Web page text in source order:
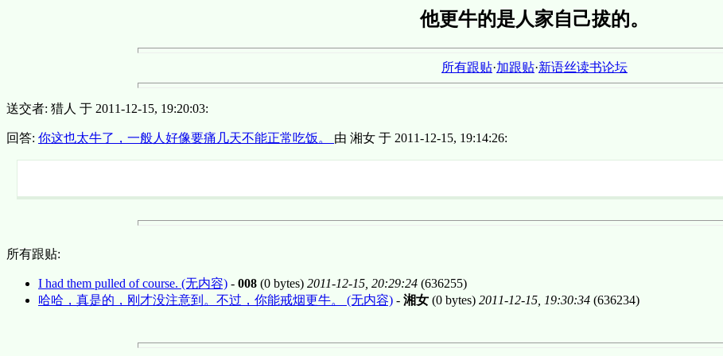
他更牛的是人家自己拔的。
所有跟贴·加跟贴·新语丝读书论坛
送交者: 猎人 于 2011-12-15, 19:20:03:
回答: 你这也太牛了，一般人好像要痛几天不能正常吃饭。 由 湘女 于 2011-12-15, 19:14:26:
所有跟贴:
I had them pulled of course. (无内容) - 008 (0 bytes) 2011-12-15, 20:29:24 (636255)
哈哈，真是的，刚才没注意到。不过，你能戒烟更牛。 (无内容) - 湘女 (0 bytes) 2011-12-15, 19:30:34 (636234)